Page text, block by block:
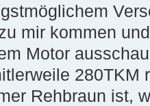
mir kommen
Motor
280TKM
Rehbraun ist,